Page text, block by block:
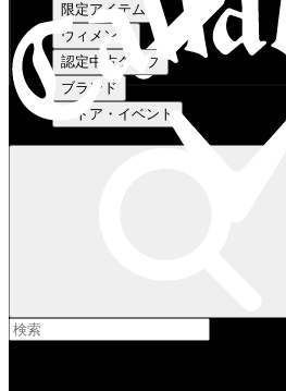
限定アイテム
ウィメンズ
認定中古クラブ
ブランド
ストア・イベント